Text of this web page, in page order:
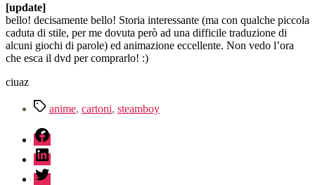
[update]
bello! decisamente bello! Storia interessante (ma con qualche piccola
caduta di stile, per me dovuta però ad una difficile traduzione di
alcuni giochi di parole) ed animazione eccellente. Non vedo l’ora
che esca il dvd per comprarlo! :)
ciuaz
Tag anime, cartoni, steamboy
fb
linkedin
twitter